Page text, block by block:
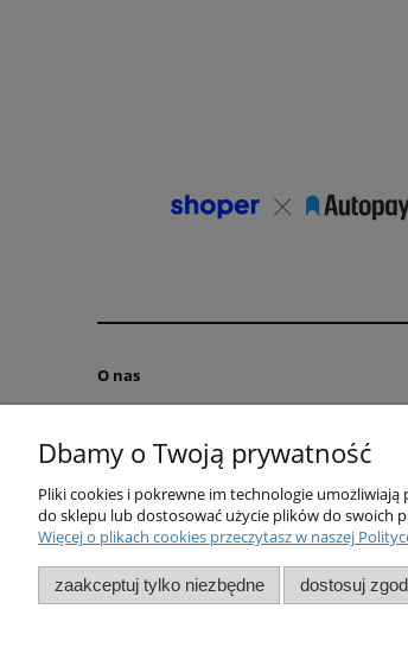
O nas
O firmie
Dbamy o Twoją prywatność
Pliki cookies i pokrewne im technologie
do sklepu lub dostosować użycie plików do swoich
Więcej o plikach cookies przeczytasz w naszej
zaakceptuj tylko niezbędne dostosuj